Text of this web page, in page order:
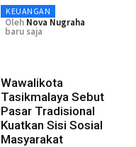
KEUANGAN
Oleh Nova Nugraha
baru saja
Wawalikota
Tasikmalaya Sebut
Pasar Tradisional
Kuatkan Sisi Sosial
Masyarakat